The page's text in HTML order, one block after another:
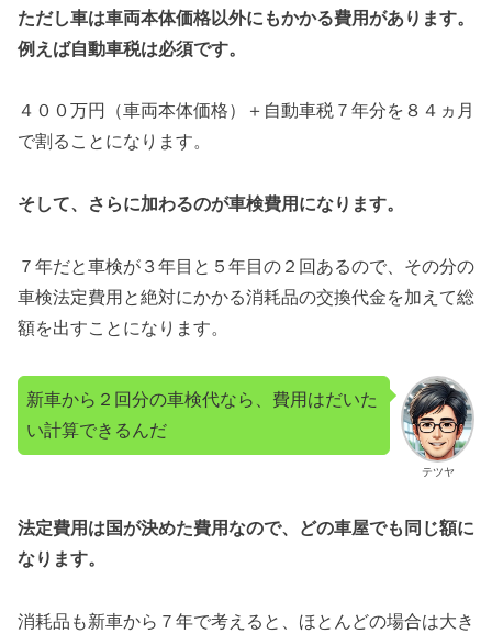
ただし車は車両本体価格以外にもかかる費用があります。
例えば自動車税は必須です。
４００万円（車両本体価格）＋自動車税７年分を８４ヵ月
で割ることになります。
そして、さらに加わるのが車検費用になります。
７年だと車検が３年目と５年目の２回あるので、その分の
車検法定費用と絶対にかかる消耗品の交換代金を加えて総
額を出すことになります。
テツヤ
新車から２回分の車検代なら、費用はだいた
い計算できるんだ
法定費用は国が決めた費用なので、どの車屋でも同じ額に
なります。
消耗品も新車から７年で考えると、ほとんどの場合は大き